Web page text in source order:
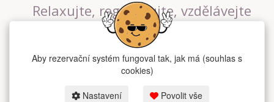
Relaxujte, regenerujte, vzdělávejte
se v největším jógovém studiu v
Praze
Aby rezervační systém fungoval tak, jak má (souhlas s
cookies)
Nastavení Povolit vše